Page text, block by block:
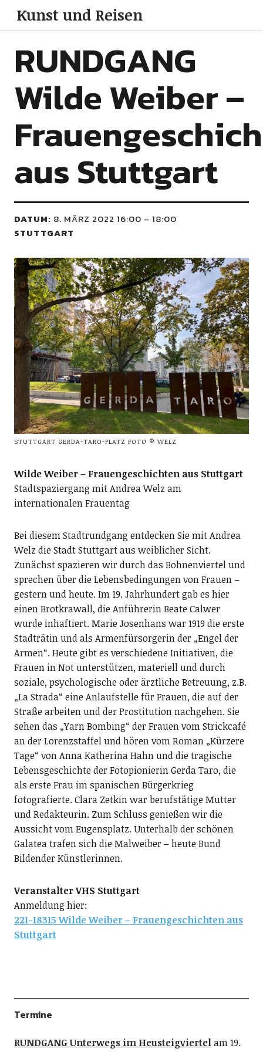
Kunst und Reisen
RUNDGANG
Wilde Weiber –
aus Stuttgart
DATUM: 8. MÄRZ 2022 16:00 – 18:00
STUTTGART
STUTTGART GERDA-TARO-PLATZ FOTO © WELZ
Wilde Weiber – Frauengeschichten aus Stuttgart
Stadtspaziergang mit Andrea Welz am
internationalen Frauentag
Bei diesem Stadtrundgang entdecken Sie mit Andrea
Welz die Stadt Stuttgart aus weiblicher Sicht.
Zunächst spazieren wir durch das Bohnenviertel und
sprechen über die Lebensbedingungen von Frauen –
gestern und heute. Im 19. Jahrhundert gab es hier
einen Brotkrawall, die Anführerin Beate Calwer
wurde inhaftiert. Marie Josenhans war 1919 die erste
Stadträtin und als Armenfürsorgerin der „Engel der
Armen“. Heute gibt es verschiedene Initiativen, die
Frauen in Not unterstützen, materiell und durch
soziale, psychologische oder ärztliche Betreuung, z.B.
„La Strada“ eine Anlaufstelle für Frauen, die auf der
Straße arbeiten und der Prostitution nachgehen. Sie
sehen das „Yarn Bombing“ der Frauen vom Strickcafé
an der Lorenzstaffel und hören vom Roman „Kürzere
Tage“ von Anna Katherina Hahn und die tragische
Lebensgeschichte der Fotopionierin Gerda Taro, die
als erste Frau im spanischen Bürgerkrieg
fotografierte. Clara Zetkin war berufstätige Mutter
und Redakteurin. Zum Schluss genießen wir die
Aussicht vom Eugensplatz. Unterhalb der schönen
Galatea trafen sich die Malweiber – heute Bund
Bildender Künstlerinnen.
Veranstalter VHS Stuttgart
Anmeldung hier:
221-18315 Wilde Weiber – Frauengeschichten aus
Stuttgart
Termine
RUNDGANG Unterwegs im Heusteigviertelam 19.